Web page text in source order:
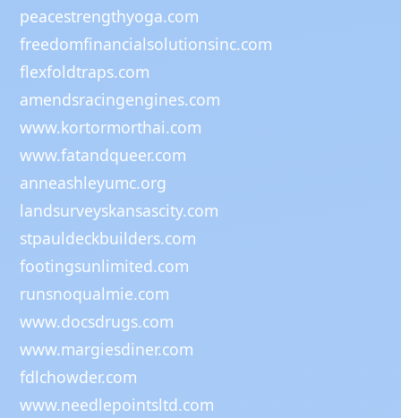
peacestrengthyoga.com
freedomfinancialsolutionsinc.com
flexfoldtraps.com
amendsracingengines.com
www.kortormorthai.com
www.fatandqueer.com
anneashleyumc.org
landsurveyskansascity.com
stpauldeckbuilders.com
footingsunlimited.com
runsnoqualmie.com
www.docsdrugs.com
www.margiesdiner.com
fdlchowder.com
www.needlepointsltd.com